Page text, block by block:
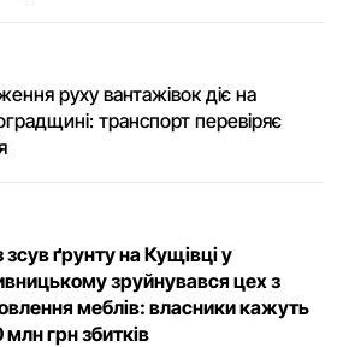
руху вантажівок діє на
транспорт перевіряє
зсув ґрунту на Кущівці у
зруйнувався цех з
меблів: власники кажуть
млн грн збитків